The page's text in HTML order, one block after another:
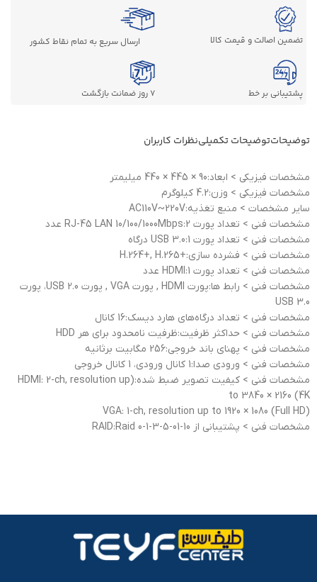
تضمین اصالت و قیمت کالا ارسال سریع به تمام نقاط کشور
پشتیبانی بر خط 7 روز ضمانت بازگشت
توضیحاتتوضیحات تکمیلینظرات کاربران
مشخصات فيزيکی > ابعاد:90 × 445 × 440 میلیمتر
مشخصات فيزيکی > وزن:4.2 کیلوگرم
ساير مشخصات > منبع تغذیه:AC110V~220V
مشخصات فنی > تعداد پورت RJ-45 LAN 10/100/1000Mbps:2 عدد
مشخصات فنی > تعداد پورت USB 3.0:1 درگاه
مشخصات فنی > فشرده سازی:+H.264+, H.265
مشخصات فنی > تعداد پورت HDMI:1 عدد
مشخصات فنی > رابط ها:پورت HDMI , پورت VGA , پورت USB 2.0، پورت
USB 3.0
مشخصات فنی > تعداد درگاه‌های هارد دیسک:16 کانال
مشخصات فنی > حداکثر ظرفیت:ظرفیت نامحدود برای هر HDD
مشخصات فنی > پهنای باند خروجی:256 مگابیت برثانیه
مشخصات فنی > ورودی صدا:1 کانال ورودی، 1 کانال خروجی
مشخصات فنی > کیفیت تصویر ضبط شده:(HDMI: 2-ch, resolution up
to 3840 × 2160 (4K
(VGA: 1-ch, resolution up to 1920 × 1080 (Full HD
مشخصات فنی > پشتیبانی از RAID:Raid 0-1-3-5-01-10